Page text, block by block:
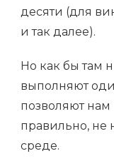
десяти (для
и так далее).
Но как бы там
выполняют
позволяют нам
правильно, не
среде.